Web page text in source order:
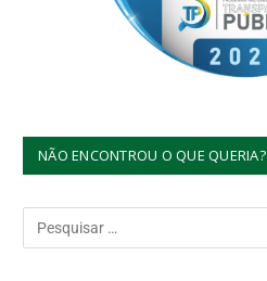
NÃO ENCONTROU O QUE QUERIA?